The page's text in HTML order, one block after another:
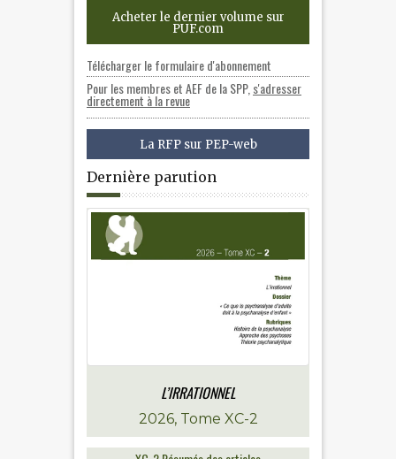
Acheter le dernier volume sur
PUF.com
Télécharger le formulaire d'abonnement
Pour les membres et AEF de la SPP, s'adresser
directement à la revue
La RFP sur PEP-web
Dernière parution
L’IRRATIONNEL
2026, Tome XC-2